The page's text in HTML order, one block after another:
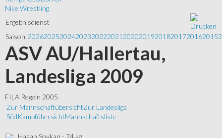
Nike Wrestling
Ergebnisdienst
Saison:202620252024202320222021 202020192018201720162015
ASV AU/Hallertau,
Landesliga 2009
FILA Regeln 2005
Zur MannschaftübersichtZur Landesliga
SüdKampfübersichtMannschaftsliste
Hasan Soykan - 74 kg